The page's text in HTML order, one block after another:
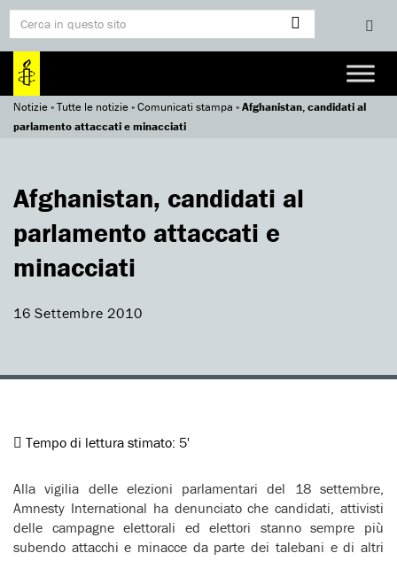
Notizie»Tutte le notizie»Comunicati stampa »Afghanistan, candidati al
parlamento attaccati e minacciati
Afghanistan, candidati al
parlamento attaccati e
minacciati
16 Settembre 2010
Tempo di lettura stimato: 5'
Alla vigilia delle elezioni parlamentari del 18 settembre,
Amnesty International ha denunciato che candidati, attivisti
delle campagne elettorali ed elettori stanno sempre più
subendo attacchi e minacce da parte dei talebani e di altri